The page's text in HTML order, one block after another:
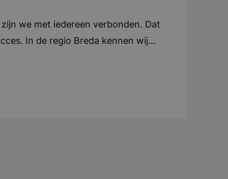
we met iedereen verbonden. Dat
In de regio Breda kennen wij
personen zoeken wij ter